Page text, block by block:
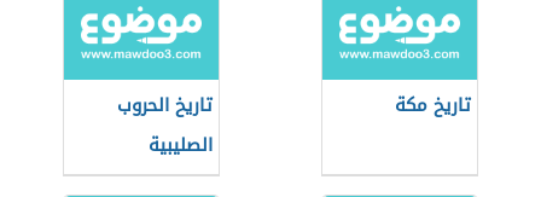
تاريخ مكة
تاريخ الحروب
الصليبية